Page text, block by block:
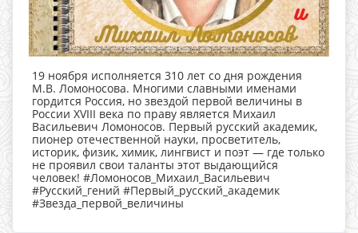
19 ноября исполняется 310 лет со дня рождения
М.В. Ломоносова. Многими славными именами
гордится Россия, но звездой первой величины в
России XVIII века по праву является Михаил
Васильевич Ломоносов. Первый русский академик,
пионер отечественной науки, просветитель,
историк, физик, химик, лингвист и поэт — где только
не проявил свои таланты этот выдающийся
человек! #Ломоносов_Михаил_Васильевич
#Русский_гений #Первый_русский_академик
#Звезда_первой_величины